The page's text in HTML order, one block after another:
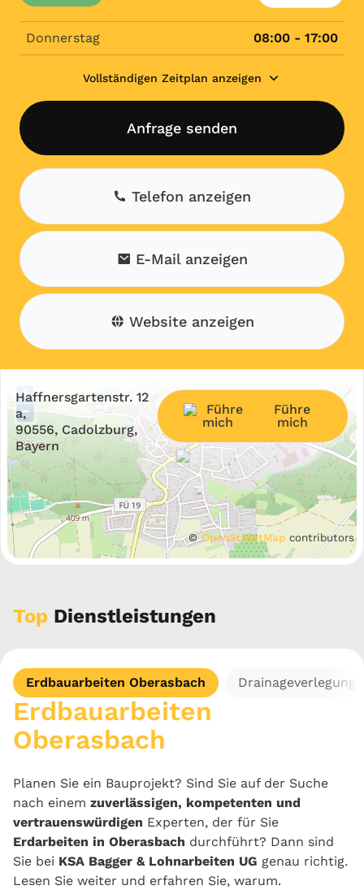
Donnerstag 08:00 - 17:00
Vollständigen Zeitplan anzeigen
Anfrage senden
Telefon anzeigen
E-Mail anzeigen
Website anzeigen
+
−
©OpenStreetMap contributors
Haffnersgartenstr. 12
a,
90556, Cadolzburg,
Bayern
Führe
mich
Top Dienstleistungen
Erdbauarbeiten Oberasbach
Erdbauarbeiten
Oberasbach
Planen Sie ein Bauprojekt? Sind Sie auf der Suche
nach einem zuverlässigen, kompetenten und
vertrauenswürdigen Experten, der für Sie
Erdarbeiten in Oberasbach durchführt? Dann sind
Sie bei KSA Bagger & Lohnarbeiten UG genau richtig.
Lesen Sie weiter und erfahren Sie, warum.